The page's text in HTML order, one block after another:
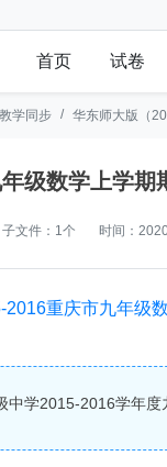
首页 试卷
教学同步 华东师大版（
级数学上学期
子文件：1个 时间：
2016重庆市九年级
中学2015-2016学年